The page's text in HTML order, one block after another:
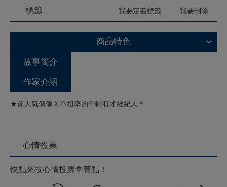
標籤 我要定義標籤 我要刪除
商品特色
故事簡介
作家介紹
★前人氣偶像Ｘ不坦率的年輕有才經紀人＊
心情投票
快點來按心情投票拿菁點！